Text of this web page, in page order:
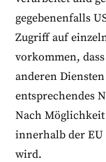
gegebenenfalls
Zugriff auf
vorkommen,
anderen
entsprechendes
Nach
innerhalb der EU
wird.